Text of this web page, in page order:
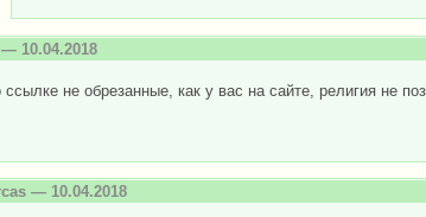
— 10.04.2018
ссылке не обрезанные, как у вас на сайте, религия не
— 10.04.2018